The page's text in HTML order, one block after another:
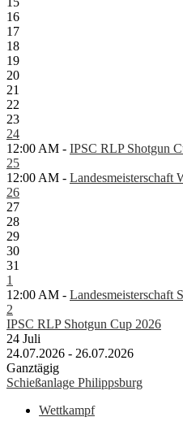
16
17
18
19
20
21
22
23
24
12:00 AM - IPSC RLP Shotgun
25
12:00 AM - Landesmeisterschaft
26
27
28
29
30
31
1
12:00 AM - Landesmeisterschaft
2
IPSC RLP Shotgun Cup 2026
24 Juli
24.07.2026 - 26.07.2026
Ganztägig
Schießanlage Philippsburg
Wettkampf